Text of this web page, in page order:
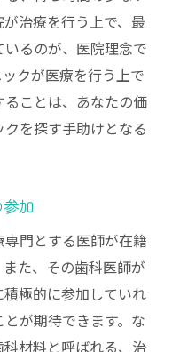
治療を行う上で、最
るのが、医院理念で
クが医療を行う上で
ことは、あなたの価
を探す手助けとなる
加
門とする医師が在籍
た、その歯科医師が
極的に参加していれ
が期待できます。な
材料と呼ばれる、治